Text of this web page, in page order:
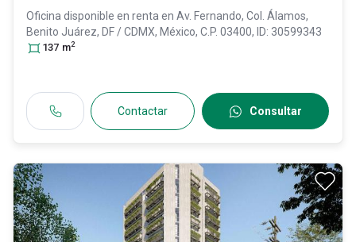
Oficina disponible en renta en Av. Fernando, Col. Álamos,
Benito Juárez, DF / CDMX, México, C.P. 03400, ID: 30599343
137 m2
Contactar Consultar